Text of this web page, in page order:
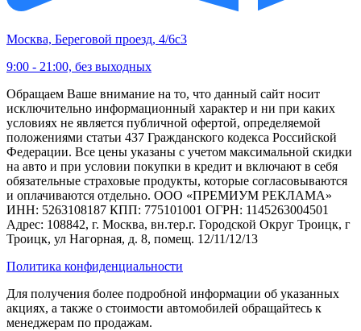
Москва, Береговой проезд, 4/6с3
9:00 - 21:00, без выходных
Обращаем Ваше внимание на то, что данный сайт носит
исключительно информационный характер и ни при каких
условиях не является публичной офертой, определяемой
положениями статьи 437 Гражданского кодекса Российской
Федерации. Все цены указаны с учетом максимальной скидки
на авто и при условии покупки в кредит и включают в себя
обязательные страховые продукты, которые согласовываются
и оплачиваются отдельно. ООО «ПРЕМИУМ РЕКЛАМА»
ИНН: 5263108187 КПП: 775101001 ОГРН: 1145263004501
Адрес: 108842, г. Москва, вн.тер.г. Городской Округ Троицк, г
Троицк, ул Нагорная, д. 8, помещ. 12/11/12/13
Политика конфиденциальности
Для получения более подробной информации об указанных
акциях, а также о стоимости автомобилей обращайтесь к
менеджерам по продажам.